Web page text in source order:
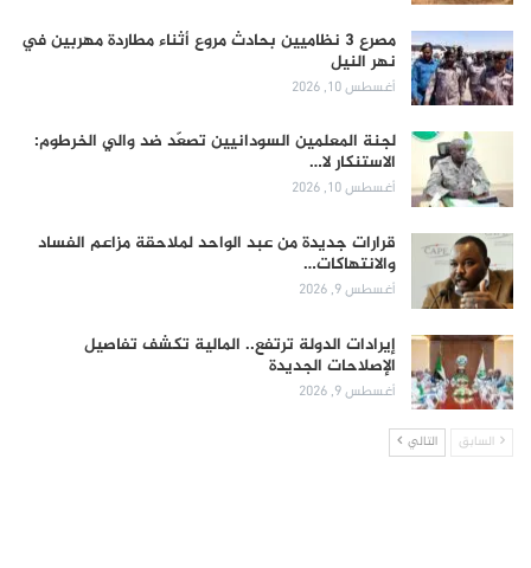
مصرع 3 نظاميين بحادث مروع أثناء مطاردة مهربين في
نهر النيل
أغسطس 10, 2026
لجنة المعلمين السودانيين تصعّد ضد والي الخرطوم:
الاستنكار لا…
أغسطس 10, 2026
قرارات جديدة من عبد الواحد لملاحقة مزاعم الفساد
والانتهاكات…
أغسطس 9, 2026
إيرادات الدولة ترتفع.. المالية تكشف تفاصيل
الإصلاحات الجديدة
أغسطس 9, 2026
السابق التالي